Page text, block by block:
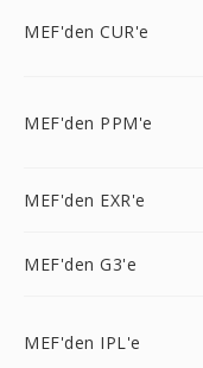
MEF'den CUR'e
MEF'den PPM'e
MEF'den EXR'e
MEF'den G3'e
MEF'den IPL'e